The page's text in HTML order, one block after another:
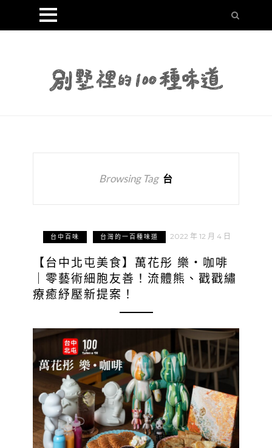
Browsing Tag 台
台中百味 台灣的一百種味道 2022 年 12 月 4 日
【台中北屯美食】萬花彤 樂・咖啡
｜零藝術細胞友善！流體熊、戳戳繡
療癒紓壓新提案！